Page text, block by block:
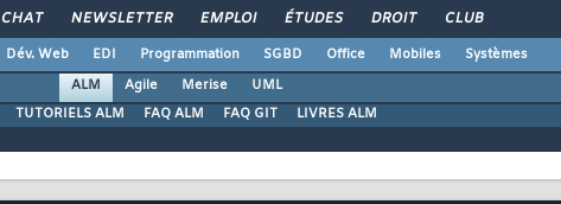
CHAT NEWSLETTER EMPLOI ÉTUDES DROIT CLUB
Dév. Web EDI Programmation SGBD Office Mobiles
Systèmes
ALM
Agile Merise
UML
TUTORIELS ALM FAQ ALM FAQ GIT LIVRES ALM